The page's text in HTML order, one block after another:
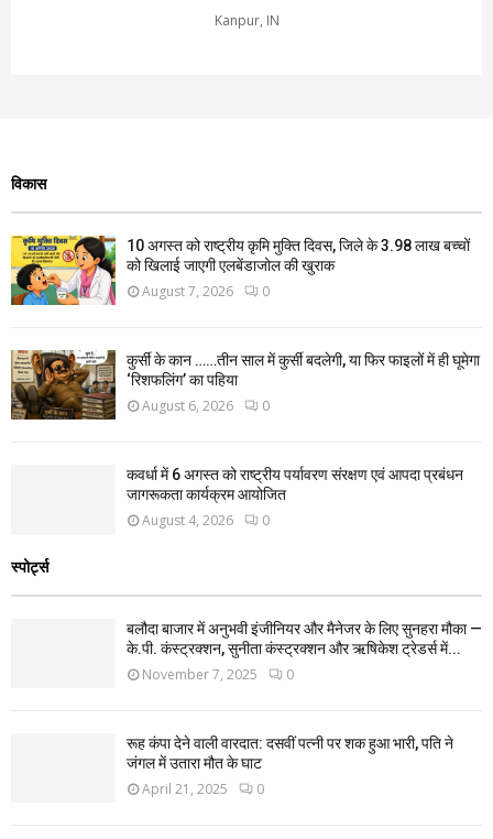
Kanpur, IN
विकास
10 अगस्त को राष्ट्रीय कृमि मुक्ति दिवस, जिले के 3.98 लाख बच्चों
को खिलाई जाएगी एलबेंडाजोल की खुराक
August 7, 2026 0
कुर्सी के कान ……तीन साल में कुर्सी बदलेगी, या फिर फाइलों में ही घूमेगा
‘रिशफलिंग’ का पहिया
August 6, 2026 0
कवर्धा में 6 अगस्त को राष्ट्रीय पर्यावरण संरक्षण एवं आपदा प्रबंधन
जागरूकता कार्यक्रम आयोजित
August 4, 2026 0
स्पोर्ट्स
बलौदा बाजार में अनुभवी इंजीनियर और मैनेजर के लिए सुनहरा मौका —
के.पी. कंस्ट्रक्शन, सुनीता कंस्ट्रक्शन और ऋषिकेश ट्रेडर्स में...
November 7, 2025 0
रूह कंपा देने वाली वारदात: दसवीं पत्नी पर शक हुआ भारी, पति ने
जंगल में उतारा मौत के घाट
April 21, 2025 0